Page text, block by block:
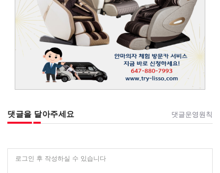
댓글을 달아주세요 댓글운영원칙
로그인 후 작성하실 수 있습니다